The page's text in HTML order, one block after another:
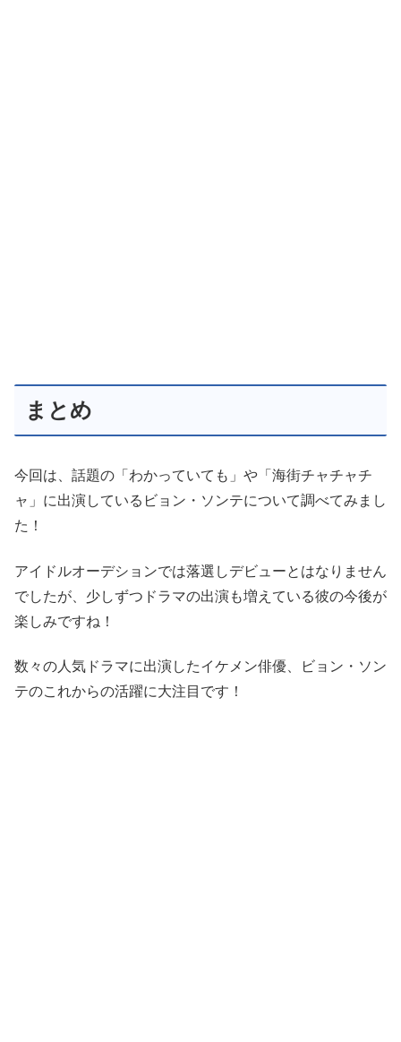
まとめ
今回は、話題の「わかっていても」や「海街チャチャチ
ャ」に出演しているビョン・ソンテについて調べてみまし
た！
アイドルオーデションでは落選しデビューとはなりません
でしたが、少しずつドラマの出演も増えている彼の今後が
楽しみですね！
数々の人気ドラマに出演したイケメン俳優、ビョン・ソン
テのこれからの活躍に大注目です！